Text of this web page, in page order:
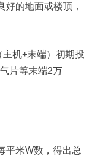
的地面或楼顶，
机+末端）初期投
片等末端2万
平米W数，得出总